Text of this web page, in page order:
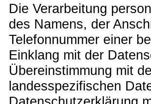
Die Verarbeitung
des Namens, der
Telefonnummer einer
Einklang mit der
Übereinstimmung mit
landesspezifischen